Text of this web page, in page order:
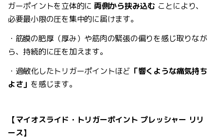
ガーポイントを立体的に 両側から挟み込む ことにより、
必要最小限の圧を集中的に届けます。
・筋膜の肥厚（厚み）や筋肉の緊張の偏りを感じ取りなが
ら、持続的に圧を加えます。
・過敏化したトリガーポイントほど 「響くような痛気持ち
よさ」 を感じます。
【マイオスライド・トリガーポイント プレッシャー リリ
ース】